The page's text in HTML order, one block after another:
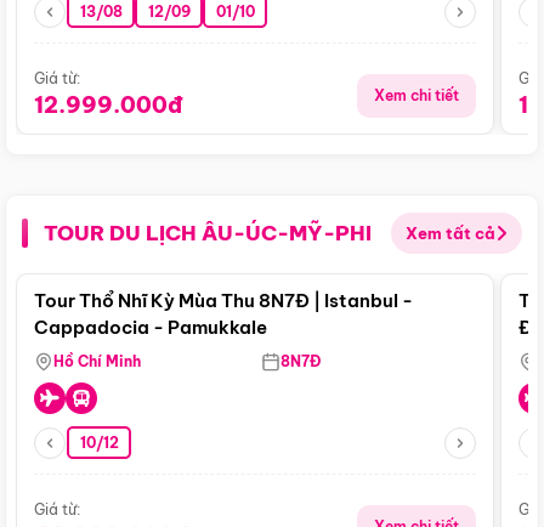
13/08 12/09 01/10
Giá từ:
12.999.000đ Xem chi tiết
TOUR DU LỊCH ÂU-ÚC-MỸ-PHI Xem tất cả
Điểm nổi bật
Tour Thổ Nhĩ Kỳ Mùa Thu 8N7Đ | Istanbul -
Cappadocia - Pamukkale
Hồ Chí Minh 8N7Đ
10/12
Giá từ: